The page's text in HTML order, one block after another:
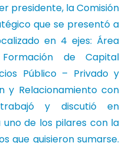
presidente, la Comisión
que se presentó a
en 4 ejes: Área
de Capital
Público – Privado y
y Relacionamiento con
trabajó y discutió en
de los pilares con la
que quisieron sumarse.